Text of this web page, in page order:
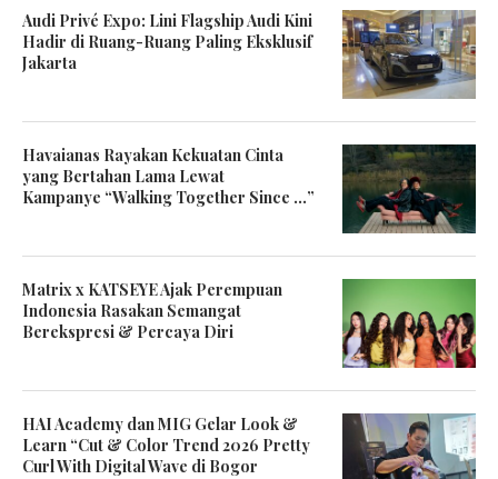
Audi Privé Expo: Lini Flagship Audi Kini
Hadir di Ruang-Ruang Paling Eksklusif
Jakarta
Havaianas Rayakan Kekuatan Cinta
yang Bertahan Lama Lewat
Kampanye “Walking Together Since …”
Matrix x KATSEYE Ajak Perempuan
Indonesia Rasakan Semangat
Berekspresi & Percaya Diri
HAI Academy dan MIG Gelar Look &
Learn “Cut & Color Trend 2026 Pretty
Curl With Digital Wave di Bogor